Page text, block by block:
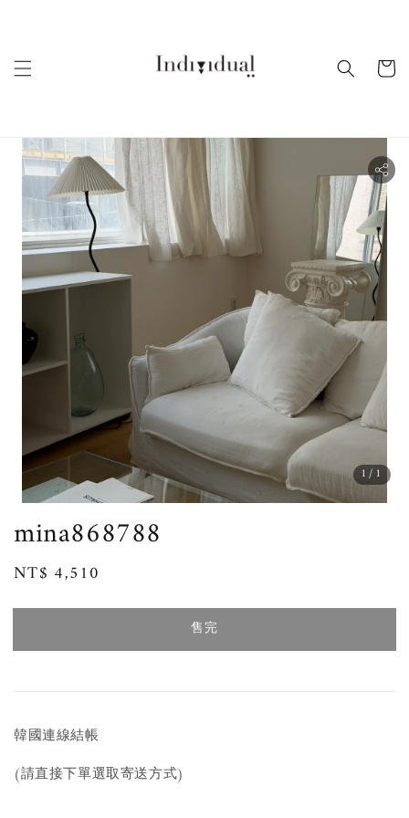
1/1
mina868788
Regular
NT$ 4,510
售完
韓國連線結帳
(請直接下單選取寄送方式)